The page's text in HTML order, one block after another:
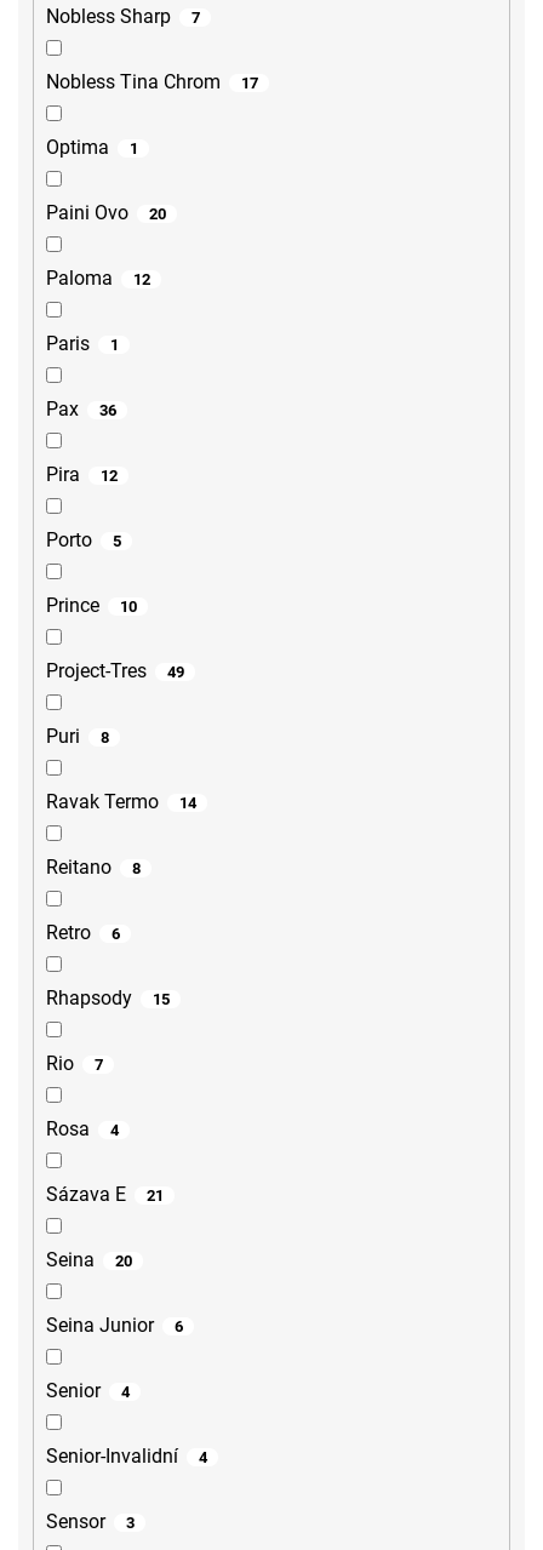
Nobless Sharp 7
Nobless Tina Chrom 17
Optima 1
Paini Ovo 20
Paloma 12
Paris 1
Pax 36
Pira 12
Porto 5
Prince 10
Project-Tres 49
Puri 8
Ravak Termo 14
Reitano 8
Retro 6
Rhapsody 15
Rio 7
Rosa 4
Sázava E 21
Seina 20
Seina Junior 6
Senior 4
Senior-Invalidní 4
Sensor 3